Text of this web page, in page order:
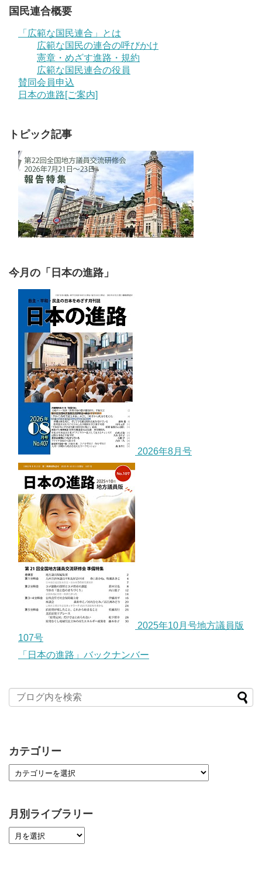
国民連合概要
「広範な国民連合」とは
広範な国民の連合の呼びかけ
憲章・めざす進路・規約
広範な国民連合の役員
賛同会員申込
日本の進路[ご案内]
トピック記事
今月の「日本の進路」
2026年8月号
2025年10月号地方議員版
107号
「日本の進路」バックナンバー
カテゴリー
月別ライブラリー